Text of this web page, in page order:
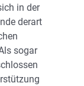
in der
derart
sogar